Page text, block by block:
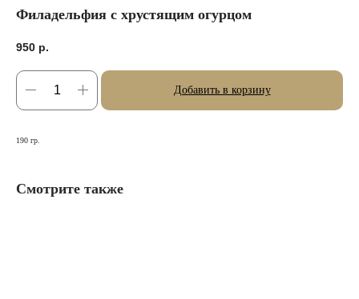
Филадельфия с хрустящим огурцом
950 р.
Добавить в корзину
190 гр.
Смотрите также